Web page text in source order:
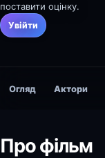
поставити оцінку.
Увійти
Огляд Актори
Про фільм